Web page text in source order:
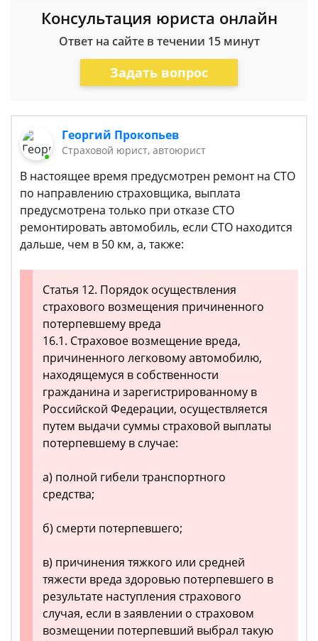
Консультация юриста онлайн
Ответ на сайте в течении 15 минут
Задать вопрос
Георгий Прокопьев
Страховой юрист, автоюрист
В настоящее время предусмотрен ремонт на СТО
по направлению страховщика, выплата
предусмотрена только при отказе СТО
ремонтировать автомобиль, если СТО находится
дальше, чем в 50 км, а, также:
Статья 12. Порядок осуществления
страхового возмещения причиненного
потерпевшему вреда
16.1. Страховое возмещение вреда,
причиненного легковому автомобилю,
находящемуся в собственности
гражданина и зарегистрированному в
Российской Федерации, осуществляется
путем выдачи суммы страховой выплаты
потерпевшему в случае:
а) полной гибели транспортного
средства;
б) смерти потерпевшего;
в) причинения тяжкого или средней
тяжести вреда здоровью потерпевшего в
результате наступления страхового
случая, если в заявлении о страховом
возмещении потерпевший выбрал такую